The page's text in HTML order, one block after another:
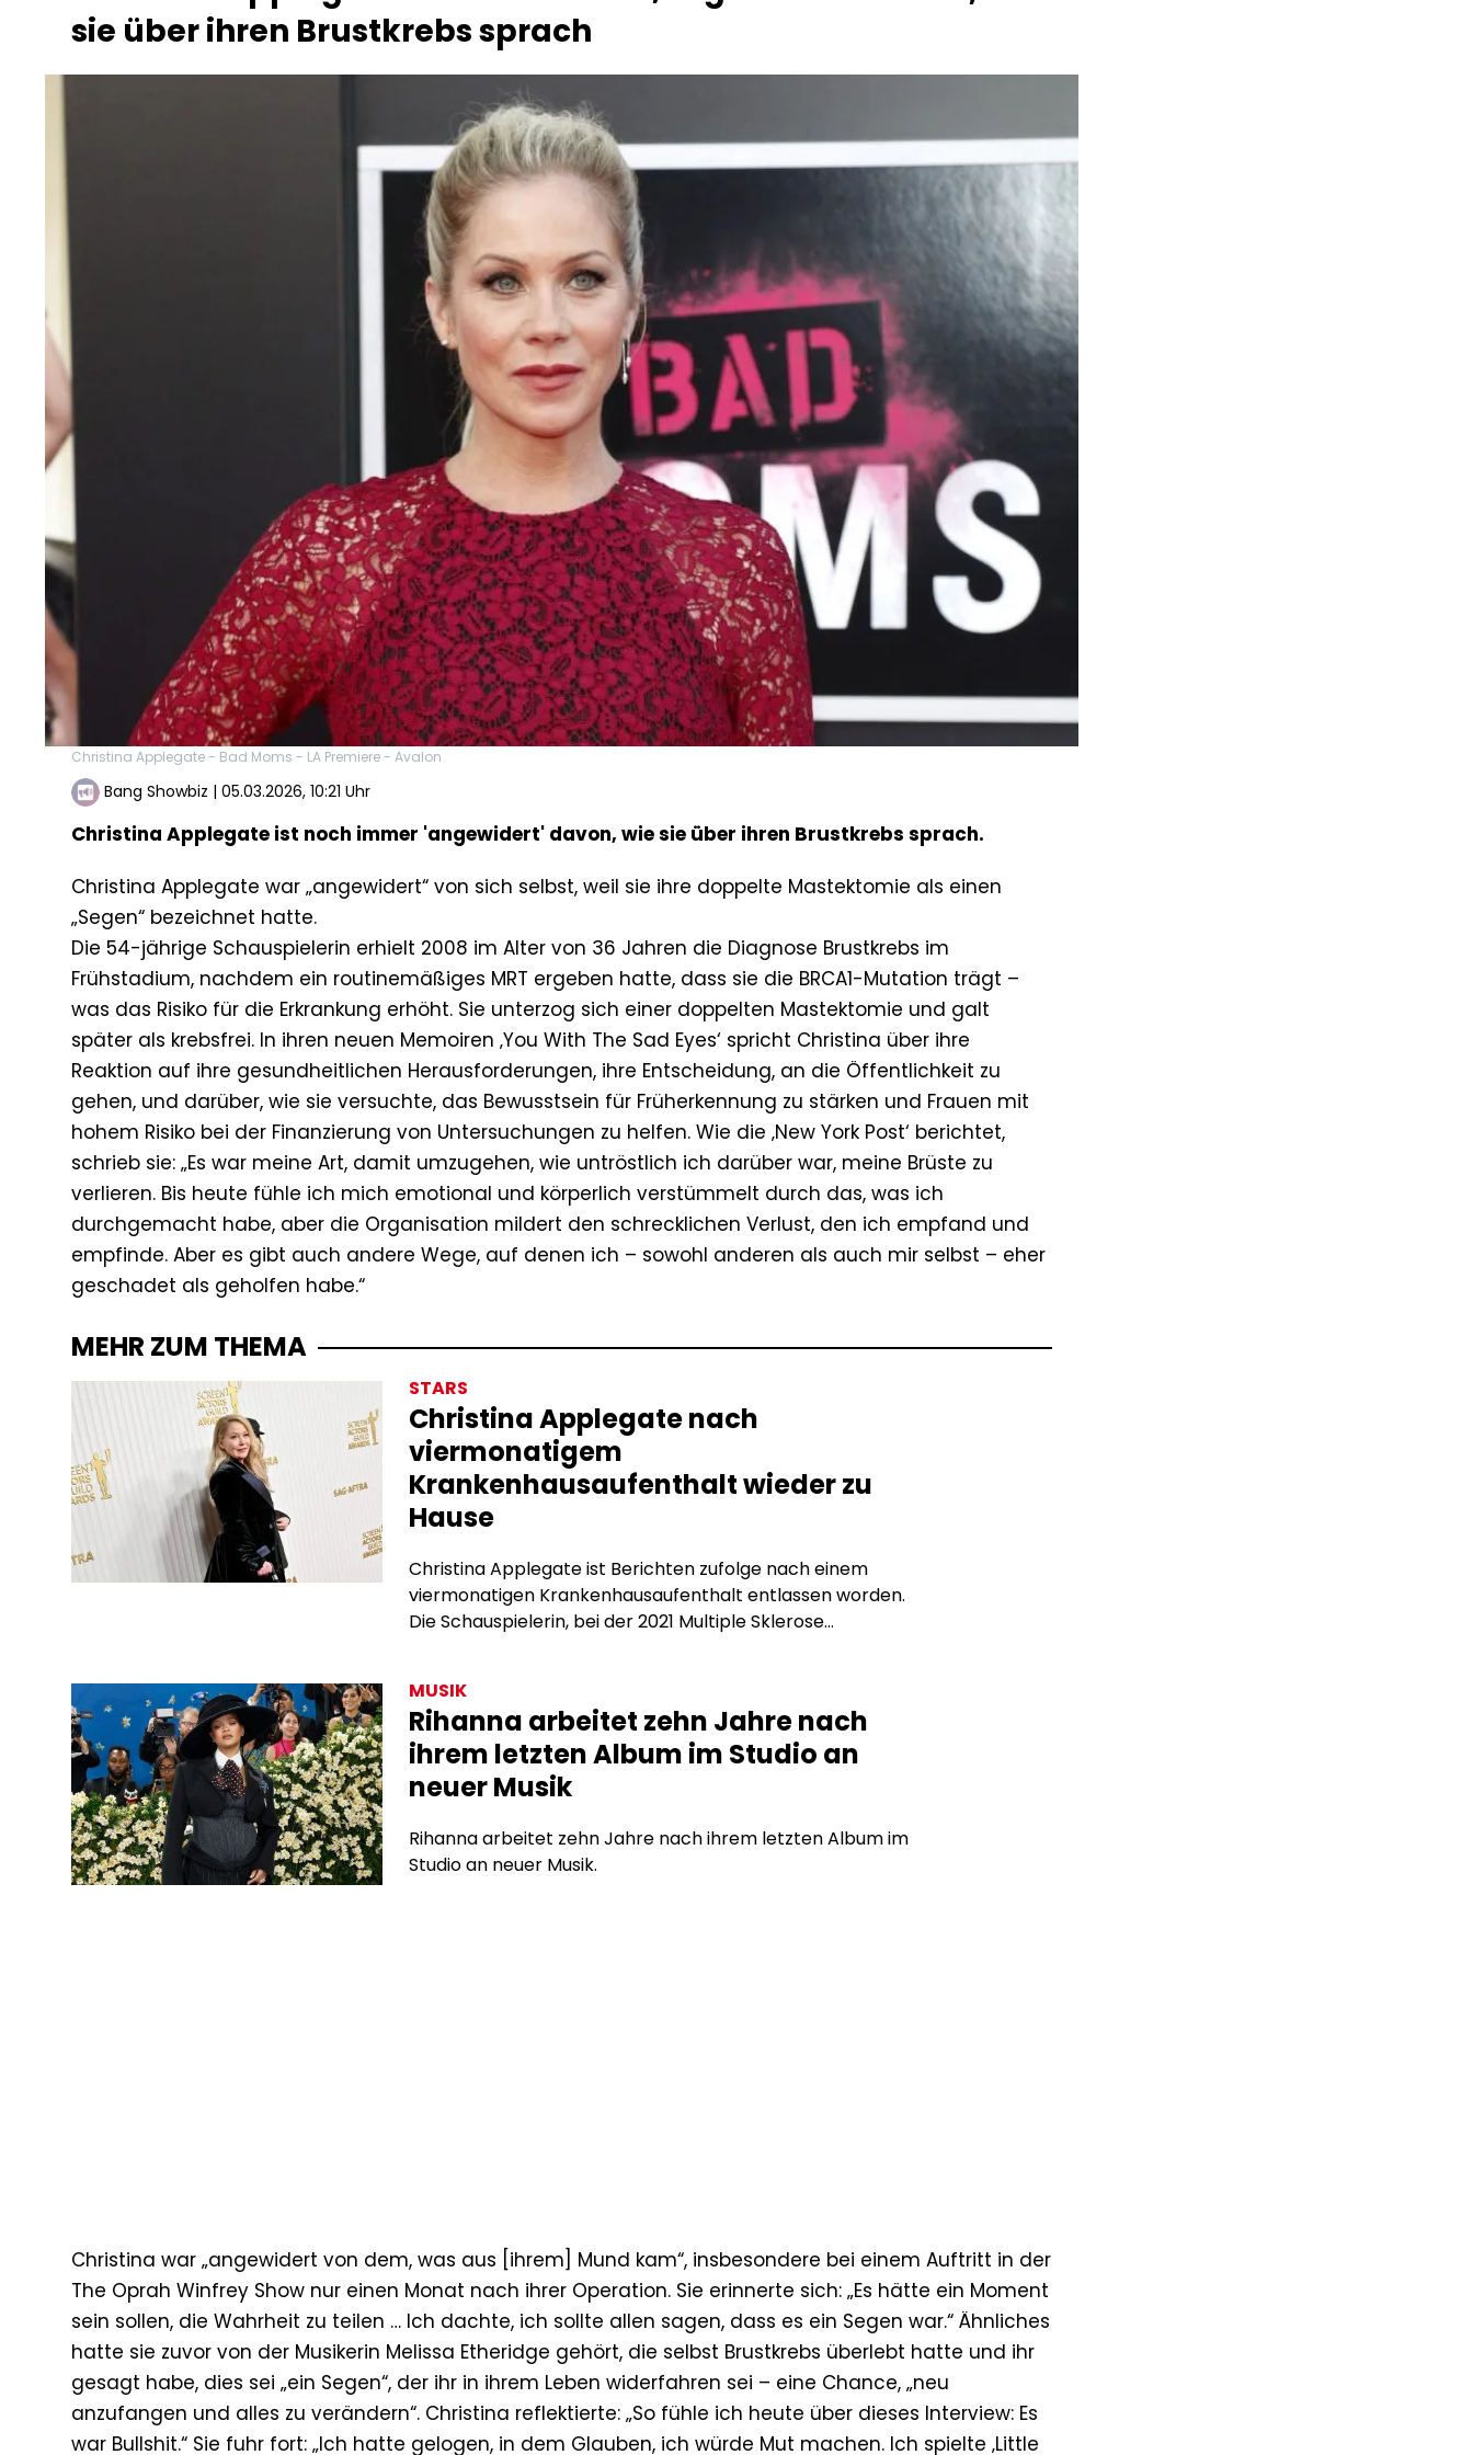
sie über ihren Brustkrebs sprach
Christina Applegate - Bad Moms - LA Premiere - Avalon
Bang Showbiz | 05.03.2026, 10:21 Uhr
Christina Applegate ist noch immer 'angewidert' davon, wie sie über ihren Brustkrebs sprach.
Christina Applegate war „angewidert“ von sich selbst, weil sie ihre doppelte Mastektomie als einen
„Segen“ bezeichnet hatte.
Die 54-jährige Schauspielerin erhielt 2008 im Alter von 36 Jahren die Diagnose Brustkrebs im
Frühstadium, nachdem ein routinemäßiges MRT ergeben hatte, dass sie die BRCA1-Mutation trägt –
was das Risiko für die Erkrankung erhöht. Sie unterzog sich einer doppelten Mastektomie und galt
später als krebsfrei. In ihren neuen Memoiren ‚You With The Sad Eyes‘ spricht Christina über ihre
Reaktion auf ihre gesundheitlichen Herausforderungen, ihre Entscheidung, an die Öffentlichkeit zu
gehen, und darüber, wie sie versuchte, das Bewusstsein für Früherkennung zu stärken und Frauen mit
hohem Risiko bei der Finanzierung von Untersuchungen zu helfen. Wie die ‚New York Post‘ berichtet,
schrieb sie: „Es war meine Art, damit umzugehen, wie untröstlich ich darüber war, meine Brüste zu
verlieren. Bis heute fühle ich mich emotional und körperlich verstümmelt durch das, was ich
durchgemacht habe, aber die Organisation mildert den schrecklichen Verlust, den ich empfand und
empfinde. Aber es gibt auch andere Wege, auf denen ich – sowohl anderen als auch mir selbst – eher
geschadet als geholfen habe.“
MEHR ZUM THEMA
STARS
Christina Applegate nach
viermonatigem
Krankenhausaufenthalt wieder zu
Hause
Christina Applegate ist Berichten zufolge nach einem
viermonatigen Krankenhausaufenthalt entlassen worden.
Die Schauspielerin, bei der 2021 Multiple Sklerose
die 54-Jährige inzwischen nach Hause zurückkehren. Ihr soll
es „gut gehen“. Ob der Krankenhausaufenthalt mit ihrem
Kampf gegen […]
MUSIK
Rihanna arbeitet zehn Jahre nach
ihrem letzten Album im Studio an
neuer Musik
Rihanna arbeitet zehn Jahre nach ihrem letzten Album im
Studio an neuer Musik.
Christina war „angewidert von dem, was aus [ihrem] Mund kam“, insbesondere bei einem Auftritt in der
The Oprah Winfrey Show nur einen Monat nach ihrer Operation. Sie erinnerte sich: „Es hätte ein Moment
sein sollen, die Wahrheit zu teilen … Ich dachte, ich sollte allen sagen, dass es ein Segen war.“ Ähnliches
hatte sie zuvor von der Musikerin Melissa Etheridge gehört, die selbst Brustkrebs überlebt hatte und ihr
gesagt habe, dies sei „ein Segen“, der ihr in ihrem Leben widerfahren sei – eine Chance, „neu
anzufangen und alles zu verändern“. Christina reflektierte: „So fühle ich heute über dieses Interview: Es
war Bullshit.“ Sie fuhr fort: „Ich hatte gelogen, in dem Glauben, ich würde Mut machen. Ich spielte ‚Little